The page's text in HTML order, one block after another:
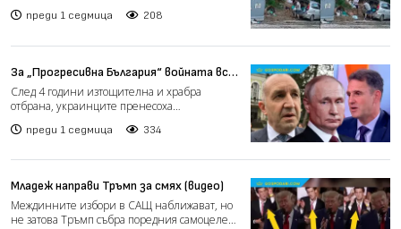
преди 1 седмица 208
За „Прогресивна България“ войната все
още е „специална военна операция“
(видео)
След 4 години изтощителна и храбра
отбрана, украинците пренесоха
преди 1 седмица 334
Младеж направи Тръмп за смях (видео)
Междинните избори в САЩ наближават, но
не затова Тръмп събра поредния самоцелен